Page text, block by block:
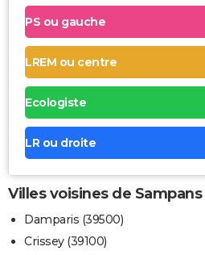
PS ou gauche
LREM ou centre
Ecologiste
LR ou droite
Villes voisines de Sampans
Damparis (39500)
Crissey (39100)